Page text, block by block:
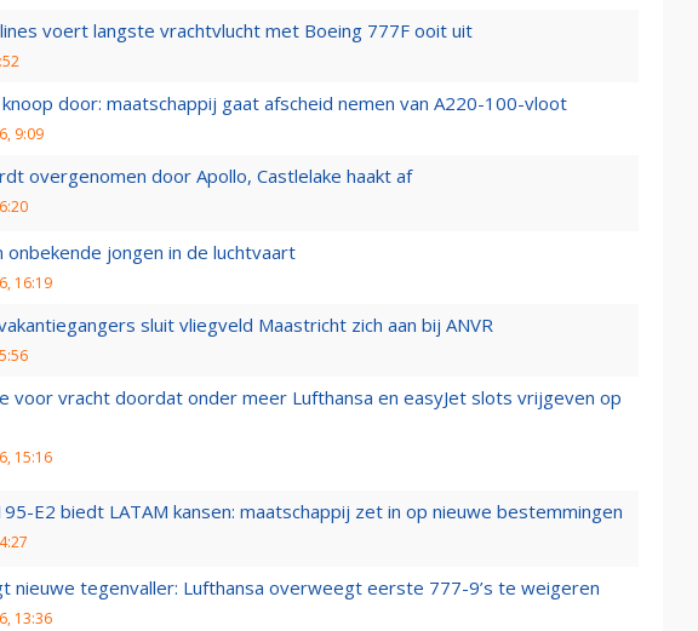
voert langste vrachtvlucht met Boeing 777F ooit uit
knoop door: maatschappij gaat afscheid nemen van A220-100-vloot
9:09
overgenomen door Apollo, Castlelake haakt af
onbekende jongen in de luchtvaart
16:19
sluit vliegveld Maastricht zich aan bij ANVR
voor vracht doordat onder meer Lufthansa en easyJet slots vrijgeven op
15:16
E2 biedt LATAM kansen: maatschappij zet in op nieuwe bestemmingen
nieuwe tegenvaller: Lufthansa overweegt eerste 777-9’s te weigeren
13:36